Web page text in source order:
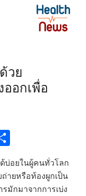
วย
อกเพื่อ
บ่อยในผู้คนทั่วโลก
ายหรือท้องผูกเป็น
มักมาจากการเบ่ง